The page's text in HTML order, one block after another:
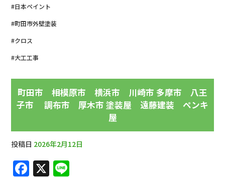
#日本ペイント
#町田市外壁塗装
#クロス
#大工工事
町田市 相模原市 横浜市 川崎市 多摩市 八王
子市 調布市 厚木市 塗装屋 遠藤建装 ペンキ
屋
投稿日 2026年2月12日
F X